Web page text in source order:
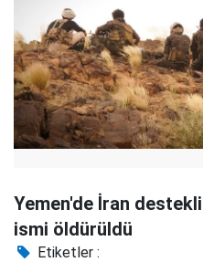
Yemen'de İran
ismi öldürüldü
Etiketler :